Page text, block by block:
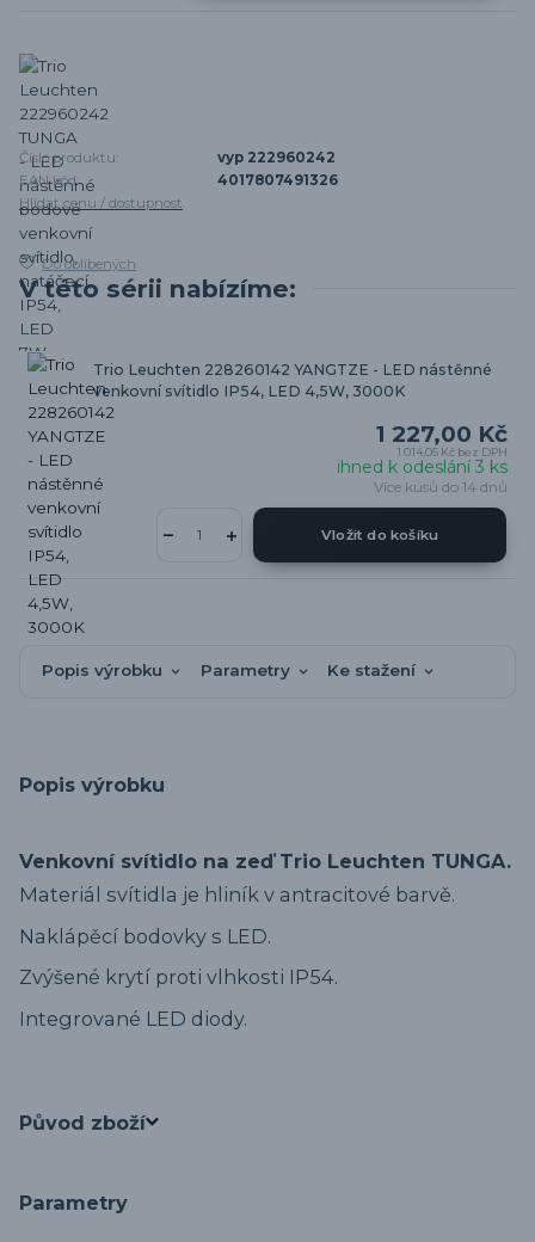
Číslo produktu:
vyp 222960242
EAN kód:
4017807491326
Hlídat cenu / dostupnost
Do oblíbených
V této sérii nabízíme:
Trio Leuchten 228260142 YANGTZE - LED nástěnné
venkovní svítidlo IP54, LED 4,5W, 3000K
1 227,00 Kč
1 014,05 Kč bez DPH
ihned k odeslání 3 ks
Více kusů do 14 dnů
Vložit do košíku
Popis výrobku Parametry Ke stažení
Popis výrobku
Venkovní svítidlo na zeď Trio Leuchten TUNGA.
Materiál svítidla je hliník v antracitové barvě.
Naklápěcí bodovky s LED.
Zvýšené krytí proti vlhkosti IP54.
Integrované LED diody.
Původ zboží
Parametry